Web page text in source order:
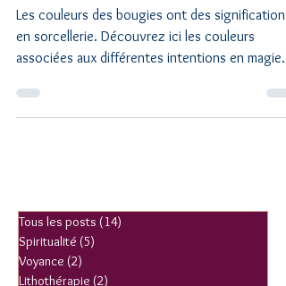
EN MAGIE
Les couleurs des bougies ont des significations
associées aux différentes intentions en magie.
Tous les posts
Spiritualité (5)5 posts